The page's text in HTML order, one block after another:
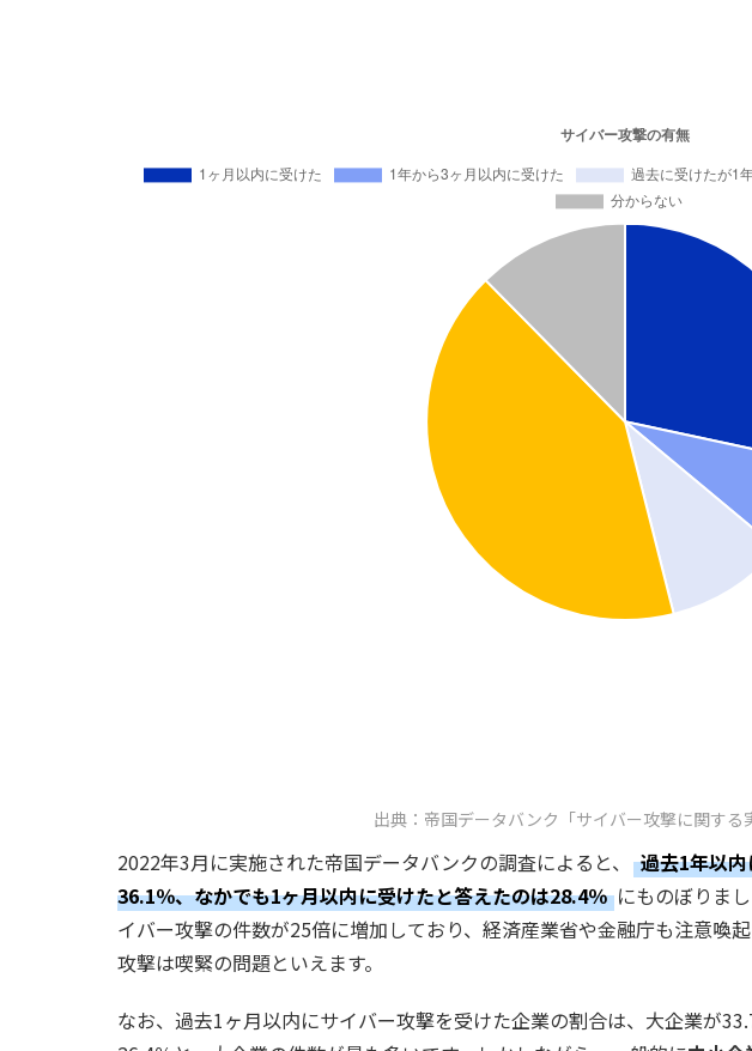
出典：帝国データバンク「サイバー攻撃に関する
2022年3月に実施された帝国データバンクの調査によると、
過去1年以
36.1％、なかでも1ヶ月以内に受けたと答えたのは28.4％ にものぼりま
イバー攻撃の件数が25倍に増加しており、経済産業省や金融庁も注意喚
攻撃は喫緊の問題といえます。
なお、過去1ヶ月以内にサイバー攻撃を受けた企業の割合は、大企業が